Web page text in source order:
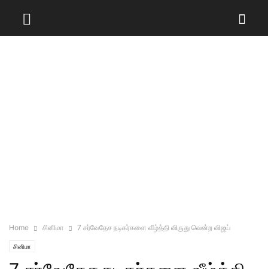
Home சினிமா 7 சர்வேதேச நடிகர்களை வீழ்த்தி விருது வென்ற விஜய்
சினிமா